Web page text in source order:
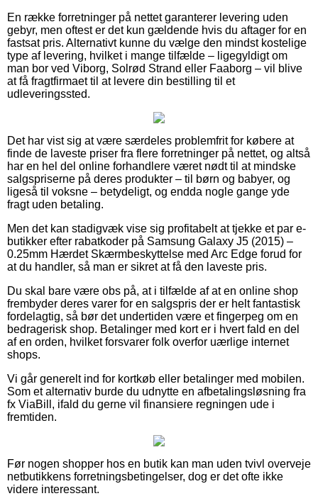
En række forretninger på nettet garanterer levering uden
gebyr, men oftest er det kun gældende hvis du aftager for en
fastsat pris. Alternativt kunne du vælge den mindst kostelige
type af levering, hvilket i mange tilfælde – ligegyldigt om
man bor ved Viborg, Solrød Strand eller Faaborg – vil blive
at få fragtfirmaet til at levere din bestilling til et
udleveringssted.
Det har vist sig at være særdeles problemfrit for købere at
finde de laveste priser fra flere forretninger på nettet, og altså
har en hel del online forhandlere været nødt til at mindske
salgspriserne på deres produkter – til børn og babyer, og
ligeså til voksne – betydeligt, og endda nogle gange yde
fragt uden betaling.
Men det kan stadigvæk vise sig profitabelt at tjekke et par e-
butikker efter rabatkoder på Samsung Galaxy J5 (2015) –
0.25mm Hærdet Skærmbeskyttelse med Arc Edge forud for
at du handler, så man er sikret at få den laveste pris.
Du skal bare være obs på, at i tilfælde af at en online shop
frembyder deres varer for en salgspris der er helt fantastisk
fordelagtig, så bør det undertiden være et fingerpeg om en
bedragerisk shop. Betalinger med kort er i hvert fald en del
af en orden, hvilket forsvarer folk overfor uærlige internet
shops.
Vi går generelt ind for kortkøb eller betalinger med mobilen.
Som et alternativ burde du udnytte en afbetalingsløsning fra
fx ViaBill, ifald du gerne vil finansiere regningen ude i
fremtiden.
Før nogen shopper hos en butik kan man uden tvivl overveje
netbutikkens forretningsbetingelser, dog er det ofte ikke
videre interessant.